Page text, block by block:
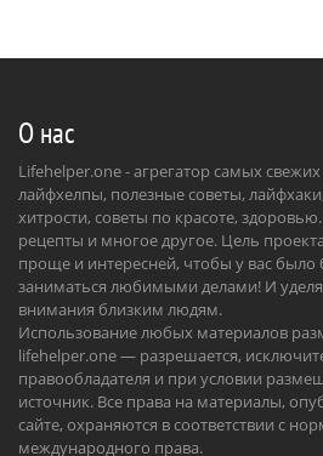
О нас
Lifehelper.one - агрегатор самых
лайфхелпы, полезные советы,
хитрости, советы по красоте,
рецепты и многое другое. Цель
проще и интересней, чтобы у вас
заниматься любимыми делами! И
внимания близким людям.
Использование любых материалов
lifehelper.one — разрешается,
правообладателя и при условии
источник. Все права на материалы,
сайте, охраняются в соответствии с
международного права.